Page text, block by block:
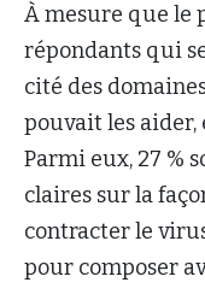
À mesure que le
répondants qui
cité des
pouvait les aider,
Parmi eux, 27 %
claires sur la
contracter le
pour composer